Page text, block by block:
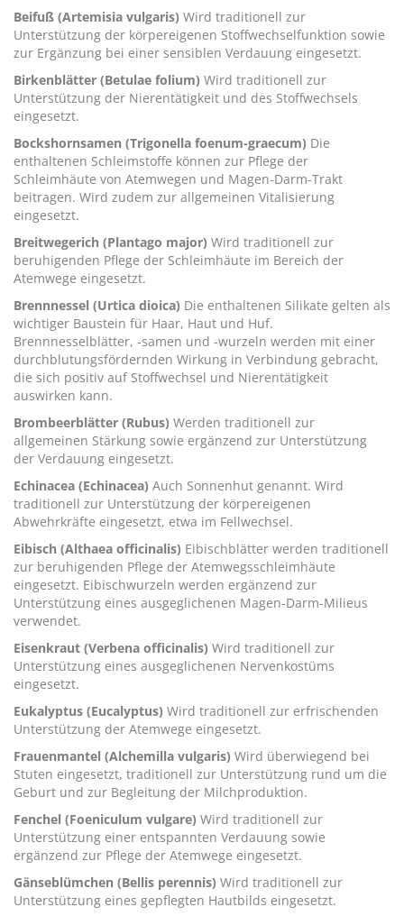
Beifuß (Artemisia vulgaris) Wird traditionell zur
Unterstützung der körpereigenen Stoffwechselfunktion sowie
zur Ergänzung bei einer sensiblen Verdauung eingesetzt.
Birkenblätter (Betulae folium) Wird traditionell zur
Unterstützung der Nierentätigkeit und des Stoffwechsels
eingesetzt.
Bockshornsamen (Trigonella foenum-graecum) Die
enthaltenen Schleimstoffe können zur Pflege der
Schleimhäute von Atemwegen und Magen-Darm-Trakt
beitragen. Wird zudem zur allgemeinen Vitalisierung
eingesetzt.
Breitwegerich (Plantago major) Wird traditionell zur
beruhigenden Pflege der Schleimhäute im Bereich der
Atemwege eingesetzt.
Brennnessel (Urtica dioica) Die enthaltenen Silikate gelten als
wichtiger Baustein für Haar, Haut und Huf.
Brennnesselblätter, -samen und -wurzeln werden mit einer
durchblutungsfördernden Wirkung in Verbindung gebracht,
die sich positiv auf Stoffwechsel und Nierentätigkeit
auswirken kann.
Brombeerblätter (Rubus) Werden traditionell zur
allgemeinen Stärkung sowie ergänzend zur Unterstützung
der Verdauung eingesetzt.
Echinacea (Echinacea) Auch Sonnenhut genannt. Wird
traditionell zur Unterstützung der körpereigenen
Abwehrkräfte eingesetzt, etwa im Fellwechsel.
Eibisch (Althaea officinalis) Eibischblätter werden traditionell
zur beruhigenden Pflege der Atemwegsschleimhäute
eingesetzt. Eibischwurzeln werden ergänzend zur
Unterstützung eines ausgeglichenen Magen-Darm-Milieus
verwendet.
Eisenkraut (Verbena officinalis) Wird traditionell zur
Unterstützung eines ausgeglichenen Nervenkostüms
eingesetzt.
Eukalyptus (Eucalyptus) Wird traditionell zur erfrischenden
Unterstützung der Atemwege eingesetzt.
Frauenmantel (Alchemilla vulgaris) Wird überwiegend bei
Stuten eingesetzt, traditionell zur Unterstützung rund um die
Geburt und zur Begleitung der Milchproduktion.
Fenchel (Foeniculum vulgare) Wird traditionell zur
Unterstützung einer entspannten Verdauung sowie
ergänzend zur Pflege der Atemwege eingesetzt.
Gänseblümchen (Bellis perennis) Wird traditionell zur
Unterstützung eines gepflegten Hautbilds eingesetzt.